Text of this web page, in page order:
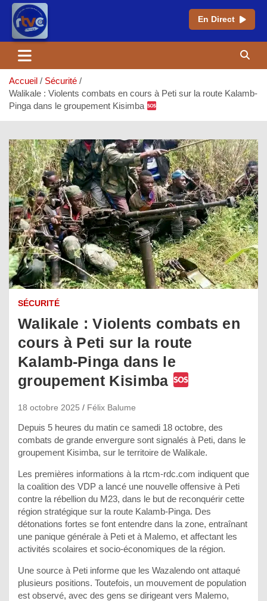
En Direct
contenu
Accueil
Sécurité
Walikale : Violents combats en cours à Peti sur la route Kalamb-
Pinga dans le groupement Kisimba
SÉCURITÉ
Walikale : Violents combats en
cours à Peti sur la route
Kalamb-Pinga dans le
groupement Kisimba
18 octobre 2025 Félix Balume
Depuis 5 heures du matin ce samedi 18 octobre, des
combats de grande envergure sont signalés à Peti, dans le
groupement Kisimba, sur le territoire de Walikale.
Les premières informations à la rtcm-rdc.com indiquent que
la coalition des VDP a lancé une nouvelle offensive à Peti
contre la rébellion du M23, dans le but de reconquérir cette
région stratégique sur la route Kalamb-Pinga. Des
détonations fortes se font entendre dans la zone, entraînant
une panique générale à Peti et à Malemo, et affectant les
activités scolaires et socio-économiques de la région.
Une source à Peti informe que les Wazalendo ont attaqué
plusieurs positions. Toutefois, un mouvement de population
est observé, avec des gens se dirigeant vers Malemo,